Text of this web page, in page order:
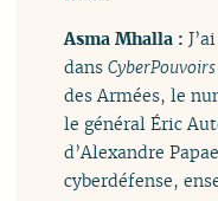
Asma Mhalla :
dansCyberPouvoirs
des Armées, le
le général Éric
d’Alexandre
cyberdéfense,